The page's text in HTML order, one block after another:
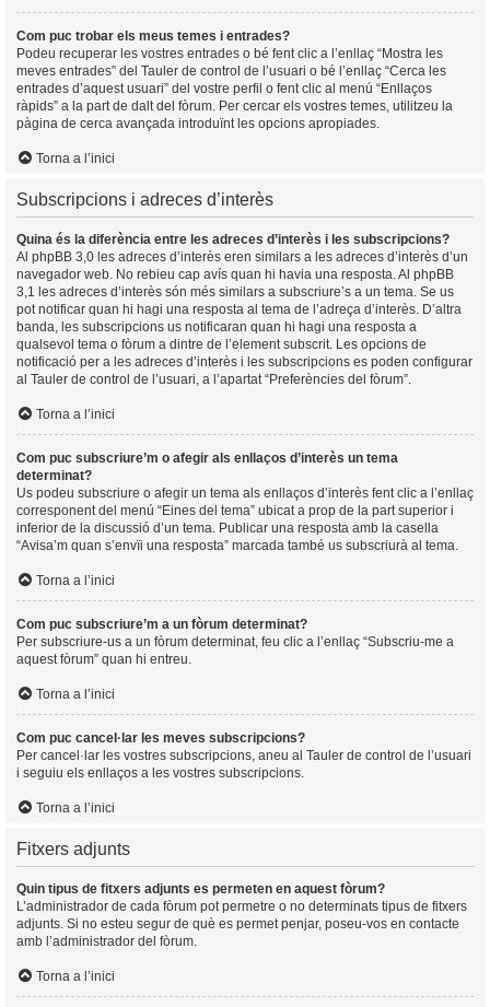
Com puc trobar els meus temes i entrades?
Podeu recuperar les vostres entrades o bé fent clic a l’enllaç “Mostra les
meves entrades” del Tauler de control de l’usuari o bé l’enllaç “Cerca les
entrades d’aquest usuari” del vostre perfil o fent clic al menú “Enllaços
ràpids” a la part de dalt del fòrum. Per cercar els vostres temes, utilitzeu la
pàgina de cerca avançada introduïnt les opcions apropiades.
Torna a l’inici
Subscripcions i adreces d’interès
Quina és la diferència entre les adreces d’interès i les subscripcions?
Al phpBB 3,0 les adreces d’interès eren similars a les adreces d’interès d’un
navegador web. No rebieu cap avís quan hi havia una resposta. Al phpBB
3,1 les adreces d’interès són més similars a subscriure’s a un tema. Se us
pot notificar quan hi hagi una resposta al tema de l’adreça d’interès. D’altra
banda, les subscripcions us notificaran quan hi hagi una resposta a
qualsevol tema o fòrum a dintre de l’element subscrit. Les opcions de
notificació per a les adreces d’interès i les subscripcions es poden configurar
al Tauler de control de l’usuari, a l’apartat “Preferències del fòrum”.
Torna a l’inici
Com puc subscriure’m o afegir als enllaços d’interès un tema
determinat?
Us podeu subscriure o afegir un tema als enllaços d’interès fent clic a l’enllaç
corresponent del menú “Eines del tema” ubicat a prop de la part superior i
inferior de la discussió d’un tema. Publicar una resposta amb la casella
“Avisa’m quan s’envïi una resposta” marcada també us subscriurà al tema.
Torna a l’inici
Com puc subscriure’m a un fòrum determinat?
Per subscriure-us a un fòrum determinat, feu clic a l’enllaç “Subscriu-me a
aquest fòrum” quan hi entreu.
Torna a l’inici
Com puc cancel·lar les meves subscripcions?
Per cancel·lar les vostres subscripcions, aneu al Tauler de control de l’usuari
i seguiu els enllaços a les vostres subscripcions.
Torna a l’inici
Fitxers adjunts
Quin tipus de fitxers adjunts es permeten en aquest fòrum?
L’administrador de cada fòrum pot permetre o no determinats tipus de fitxers
adjunts. Si no esteu segur de què es permet penjar, poseu-vos en contacte
amb l’administrador del fòrum.
Torna a l’inici